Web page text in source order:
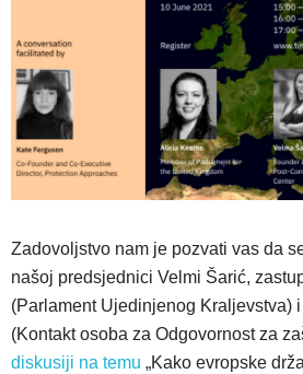
Zadovoljstvo nam je pozvati vas da
našoj predsjednici Velmi Šarić,
(Parlament Ujedinjenog Kraljevstva)
(Kontakt osoba za Odgovornost za
diskusiji na temu „Kako evropske